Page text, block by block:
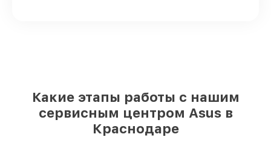
условии, что обслуживание началось
сразу
Какие этапы работы с нашим
сервисным центром Asus в
Краснодаре